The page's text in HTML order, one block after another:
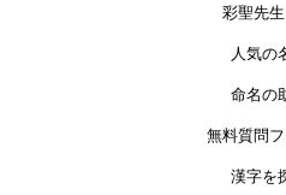
彩聖先
人気の
命名の
無料質問
漢字を